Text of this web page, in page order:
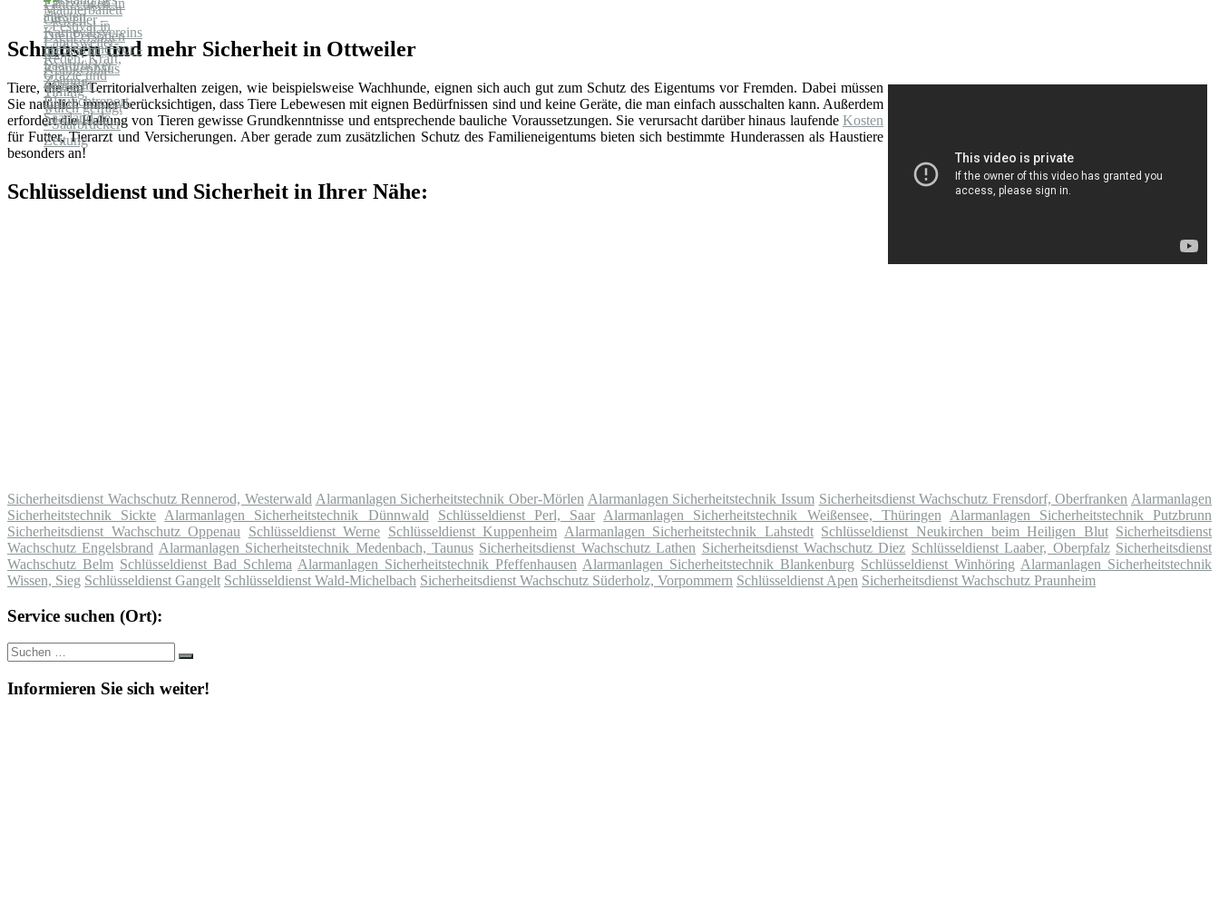
Schmusen und mehr Sicherheit in Ottweiler
Tiere, die ein Territorialverhalten zeigen, wie beispielsweise Wachhunde, eignen sich auch gut zum Schutz des Eigentums vor Fremden. Dabei müssen
Sie natürlich immer berücksichtigen, dass Tiere Lebewesen mit eignen Bedürfnissen sind und keine Geräte, die man einfach ausschalten kann. Außerdem
erfordert die Haltung von Tieren gewisse Grundkenntnisse und entsprechende bauliche Voraussetzungen. Sie verursacht darüber hinaus laufende Kosten
für Futter, Tierarzt und Versicherungen. Aber gerade zum zusätzlichen Schutz des Familieneigentums bieten sich bestimmte Hunderassen als Haustiere
besonders an!
Schlüsseldienst und Sicherheit in Ihrer Nähe:
Sicherheitsdienst Wachschutz Rennerod, Westerwald Alarmanlagen Sicherheitstechnik Ober-Mörlen Alarmanlagen Sicherheitstechnik Issum Sicherheitsdienst Wachschutz Frensdorf, Oberfranken Alarmanlagen
Sicherheitstechnik Sickte Alarmanlagen Sicherheitstechnik Dünnwald Schlüsseldienst Perl, Saar Alarmanlagen Sicherheitstechnik Weißensee, Thüringen
Alarmanlagen Sicherheitstechnik Putzbrunn
Sicherheitsdienst Wachschutz Oppenau
Schlüsseldienst Werne Schlüsseldienst Kuppenheim Alarmanlagen Sicherheitstechnik Lahstedt Schlüsseldienst Neukirchen beim Heiligen Blut Sicherheitsdienst
Wachschutz Engelsbrand Alarmanlagen Sicherheitstechnik Medenbach, Taunus Sicherheitsdienst Wachschutz Lathen Sicherheitsdienst Wachschutz Diez Schlüsseldienst Laaber, Oberpfalz Sicherheitsdienst
Wachschutz Belm Schlüsseldienst Bad Schlema Alarmanlagen Sicherheitstechnik Pfeffenhausen Alarmanlagen Sicherheitstechnik Blankenburg Schlüsseldienst Winhöring Alarmanlagen Sicherheitstechnik
Wissen, Sieg Schlüsseldienst Gangelt Schlüsseldienst Wald-Michelbach Sicherheitsdienst Wachschutz Süderholz, Vorpommern Schlüsseldienst Apen Sicherheitsdienst Wachschutz Praunheim
Service suchen (Ort):
Suche
nach:
Suchen
Informieren Sie sich weiter!